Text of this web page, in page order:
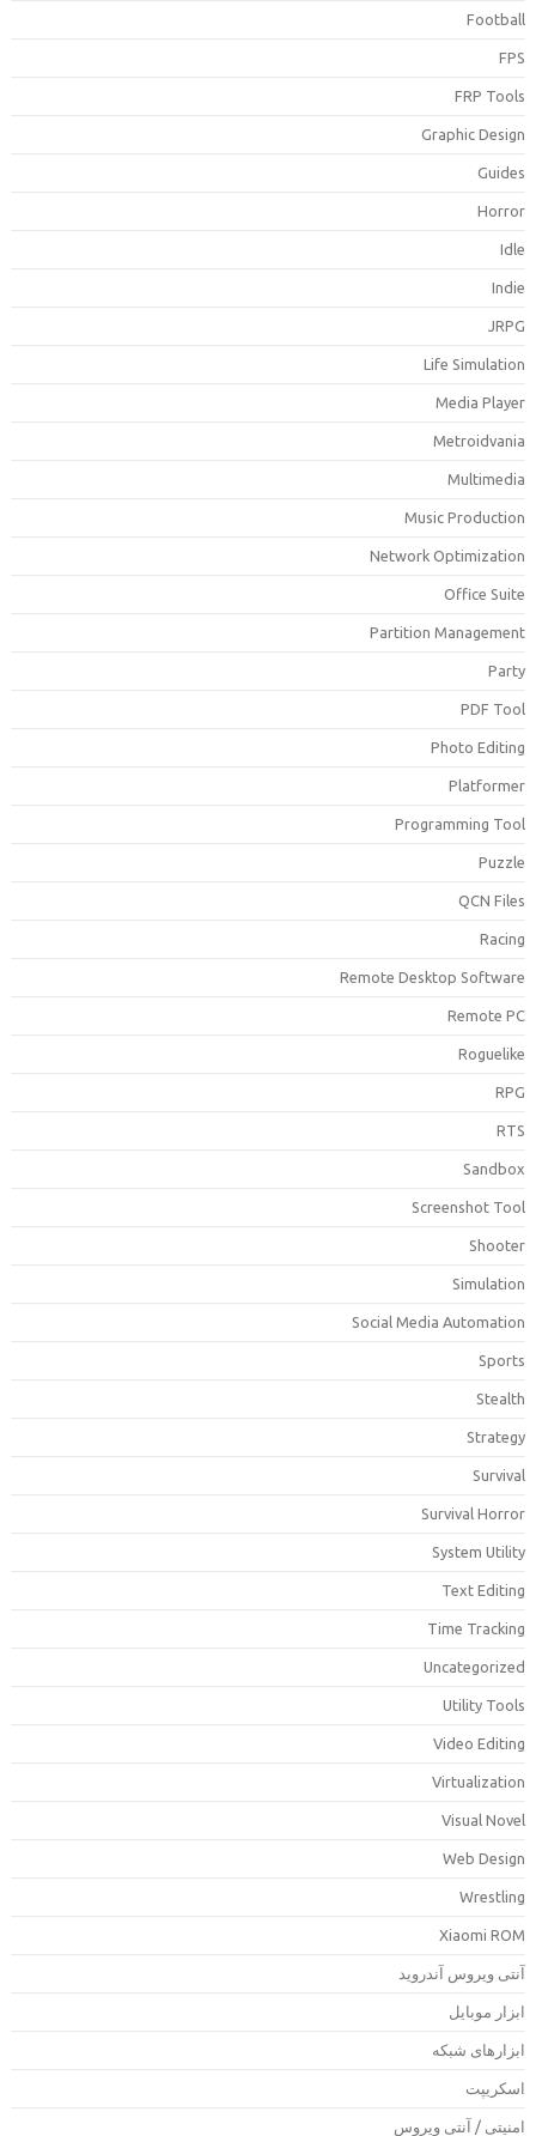
FRP
Graphic
Life
Media
Music
Network
Office
Partition
PDF
Photo
Programming
QCN
Remote Desktop
Remote
Screenshot
Social Media
Survival
System
Text
Time
Utility
Video
Visual
Web
Xiaomi
ویروس آندروید
موبایل
شبکه
/ آنتی ویروس